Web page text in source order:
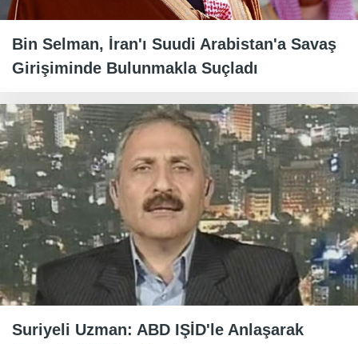
Bin Selman, İran'ı Suudi Arabistan'a Savaş
Girişiminde Bulunmakla Suçladı
Suriyeli Uzman: ABD IŞİD'le Anlaşarak